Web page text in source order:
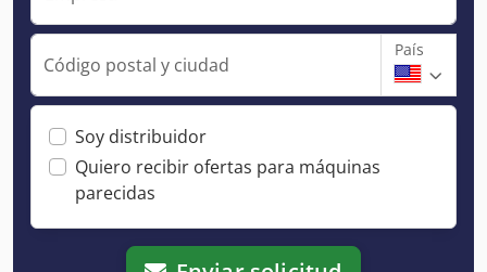
Código postal y ciudad
País
Soy distribuidor
Quiero recibir ofertas para máquinas
parecidas